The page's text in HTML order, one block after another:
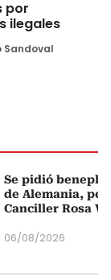
por
ilegales
Sandoval
Se pidió
de Alemania,
Canciller Rosa
06/08/2026